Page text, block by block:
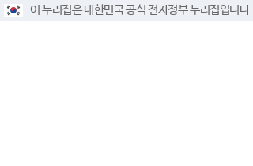
이 누리집은 대한민국 공식 전자정부 누리집입니다.